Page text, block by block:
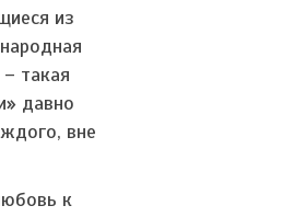
из
такая
давно
вне
к